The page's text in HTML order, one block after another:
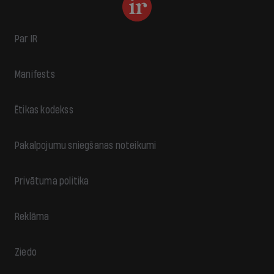
Par IR
Manifests
Ētikas kodekss
Pakalpojumu sniegšanas noteikumi
Privātuma politika
Reklāma
Ziedo